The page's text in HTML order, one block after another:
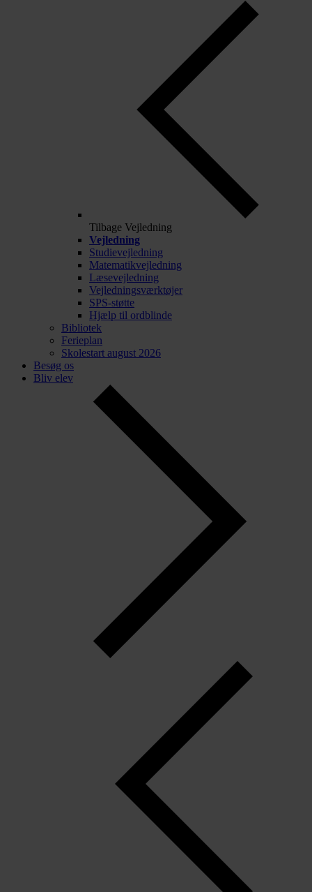
Tilbage Vejledning
Vejledning
Studievejledning
Matematikvejledning
Læsevejledning
Vejledningsværktøjer
SPS-støtte
Hjælp til ordblinde
Bibliotek
Ferieplan
Skolestart august 2026
Besøg os
Bliv elev